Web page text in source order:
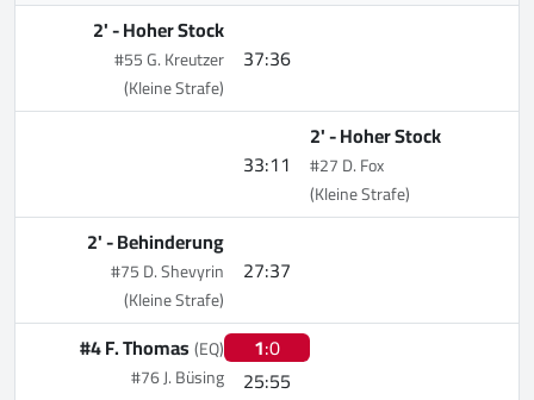
37:36
2' -Hoher Stock
#55 G. Kreutzer
(Kleine Strafe)
33:11
2' -Hoher Stock
#27 D. Fox
(Kleine Strafe)
27:37
2' -Behinderung
#75 D. Shevyrin
(Kleine Strafe)
1:0
25:55
#4 F. Thomas(EQ)
#76 J. Büsing